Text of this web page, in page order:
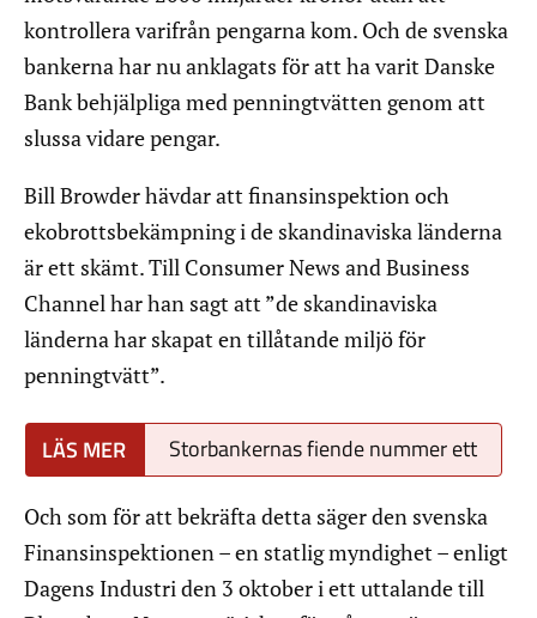
kontrollera varifrån pengarna kom. Och de svenska
bankerna har nu anklagats för att ha varit Danske
Bank behjälpliga med penningtvätten genom att
slussa vidare pengar.
Bill Browder hävdar att finansinspektion och
ekobrottsbekämpning i de skandinaviska länderna
är ett skämt. Till Consumer News and Business
Channel har han sagt att ”de skandinaviska
länderna har skapat en tillåtande miljö för
penningtvätt”.
Storbankernas fiende nummer ett
Och som för att bekräfta detta säger den svenska
Finansinspektionen – en statlig myndighet – enligt
Dagens Industri den 3 oktober i ett uttalande till